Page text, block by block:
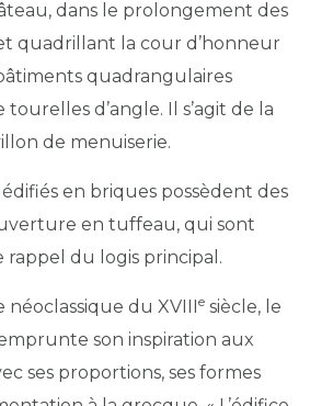
dans le prolongement des
quadrillant la cour d’honneur
quadrangulaires
d’angle. Il s’agit de la
de menuiserie.
en briques possèdent des
en tuffeau, qui sont
du logis principal.
du XVIIIe siècle, le
son inspiration aux
ses proportions, ses formes